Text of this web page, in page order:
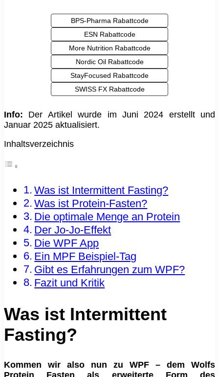
BPS-Pharma Rabattcode
ESN Rabattcode
More Nutrition Rabattcode
Nordic Oil Rabattcode
StayFocused Rabattcode
SWISS FX Rabattcode
Info: Der Artikel wurde im Juni 2024 erstellt und
Januar 2025 aktualisiert.
Inhaltsverzeichnis
Was ist Intermittent Fasting?
Was ist Protein-Fasten?
Die optimale Menge an Protein
Der Jo-Jo-Effekt
Die WPF App
Ein MPF Beispiel-Tag
Gibt es Erfahrungen zum WPF?
Fazit und Kritik
Was ist Intermittent
Fasting?
Kommen wir also nun zu WPF – dem Wolfs
Protein Fasten als erweiterte Form des